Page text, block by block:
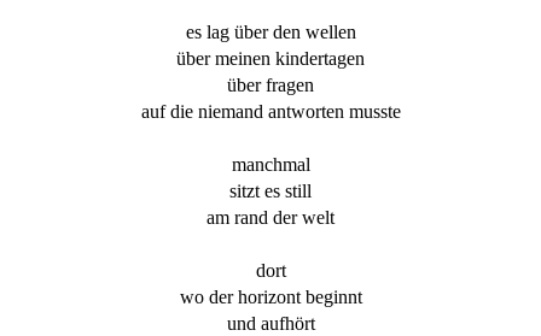
es lag über den wellen
über meinen kindertagen
über fragen
auf die niemand antworten musste
manchmal
sitzt es still
am rand der welt
dort
wo der horizont beginnt
und aufhört